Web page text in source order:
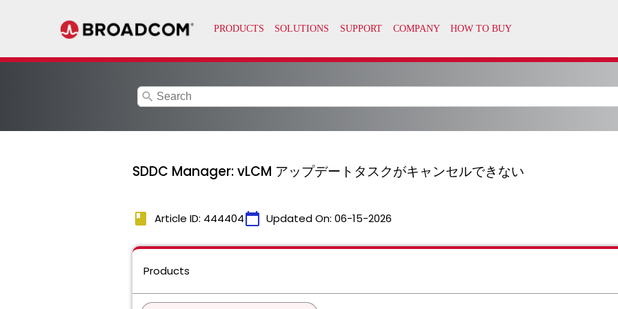
search
SDDC Manager: vLCM アップデートタスクがキャンセルできない
book Article ID: 444404calendar_today Updated On: 06-15-2026
Products